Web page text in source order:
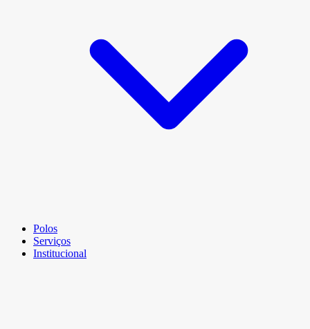
Polos
Serviços
Institucional